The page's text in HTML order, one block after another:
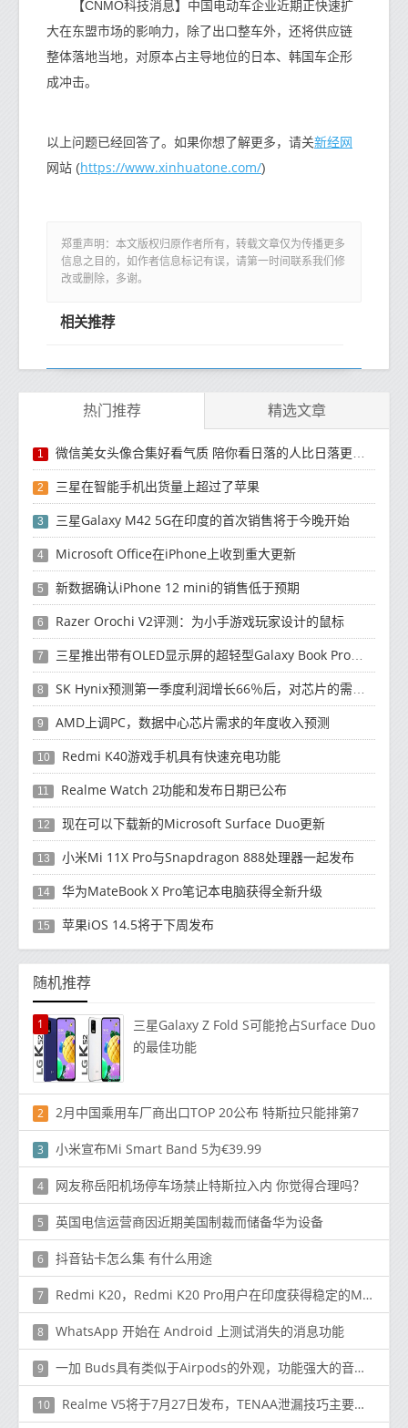
【CNMO科技消息】中国电动车企业近期正快速扩
大在东盟市场的影响力，除了出口整车外，还将供应链
整体落地当地，对原本占主导地位的日本、韩国车企形
成冲击。
以上问题已经回答了。如果你想了解更多，请关新经网
网站 (https://www.xinhuatone.com/)
郑重声明：本文版权归原作者所有，转载文章仅为传播更多
信息之目的，如作者信息标记有误，请第一时间联系我们修
改或删除，多谢。
相关推荐
热门推荐 精选文章
1 微信美女头像合集好看气质 陪你看日落的人比日落更浪漫
2 三星在智能手机出货量上超过了苹果
3 三星Galaxy M42 5G在印度的首次销售将于今晚开始
4 Microsoft Office在iPhone上收到重大更新
5 新数据确认iPhone 12 mini的销售低于预期
6 Razer Orochi V2评测：为小手游戏玩家设计的鼠标
7 三星推出带有OLED显示屏的超轻型Galaxy Book Pro和Galaxy Book Pro 360笔记本电脑
8 SK Hynix预测第一季度利润增长66％后，对芯片的需求将增强
9 AMD上调PC，数据中心芯片需求的年度收入预测
10 Redmi K40游戏手机具有快速充电功能
11 Realme Watch 2功能和发布日期已公布
12 现在可以下载新的Microsoft Surface Duo更新
13 小米Mi 11X Pro与Snapdragon 888处理器一起发布
14 华为MateBook X Pro笔记本电脑获得全新升级
15 苹果iOS 14.5将于下周发布
随机推荐
1
三星Galaxy Z Fold S可能抢占Surface Duo
的最佳功能
2 2月中国乘用车厂商出口TOP 20公布 特斯拉只能排第7
3 小米宣布Mi Smart Band 5为€39.99
4 网友称岳阳机场停车场禁止特斯拉入内 你觉得合理吗？
5 英国电信运营商因近期美国制裁而储备华为设备
6 抖音钻卡怎么集 有什么用途
7 Redmi K20，Redmi K20 Pro用户在印度获得稳定的MIUI 12更新
8 WhatsApp 开始在 Android 上测试消失的消息功能
9 一加 Buds具有类似于Airpods的外观，功能强大的音频命中！
10 Realme V5将于7月27日发布，TENAA泄漏技巧主要规格